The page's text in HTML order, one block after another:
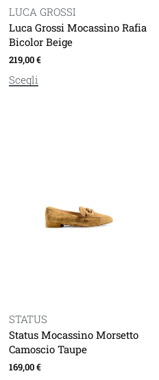
LUCA GROSSI
Luca Grossi Mocassino Rafia
Bicolor Beige
219,00€
Scegli
STATUS
Status Mocassino Morsetto
Camoscio Taupe
169,00€